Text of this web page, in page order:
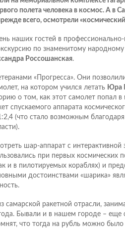
полета человека в космос. А в
всего, осмотрели «космический
наших гостей в
по знаменитому
Россошанская.
«Прогресса». Они
на котором учился летать Юра
о том, как этот самолет попал в
спускаемого аппарата
(что стало возможным
шар-аппарат с интерактивной
при первых космических
и в пилотируемых кораблях) и
достоинствами «шарика»
самарской ракетной отрасли,
Бывали и в нашем городе – еще
что тогда на рубль можно